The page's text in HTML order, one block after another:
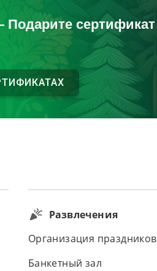
сертификат
Развлечения
Организация праздников
Банкетный зал